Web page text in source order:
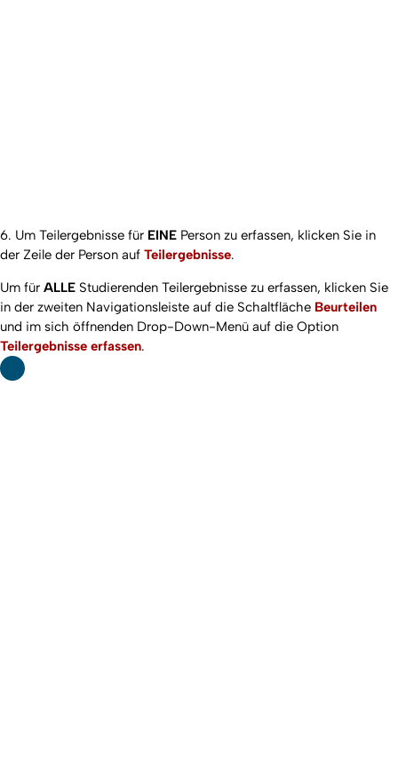
6. Um Teilergebnisse für EINE Person zu erfassen, klicken Sie in
der Zeile der Person auf Teilergebnisse.
Um für ALLE Studierenden Teilergebnisse zu erfassen, klicken Sie
in der zweiten Navigationsleiste auf die Schaltfläche Beurteilen
und im sich öffnenden Drop-Down-Menü auf die Option
Teilergebnisse erfassen.